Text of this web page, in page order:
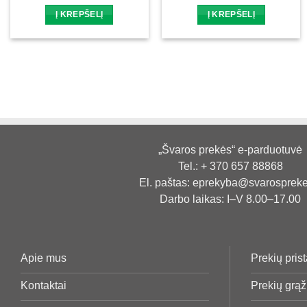
Į KREPŠELĮ Į KREPŠELĮ
„Švaros prekės“ e-parduotuvė
Tel.: + 370 657 88868
El. paštas:
Darbo laikas: I–V 8.00–17.00
Apie mus
Kontaktai
Prekių
Prekių